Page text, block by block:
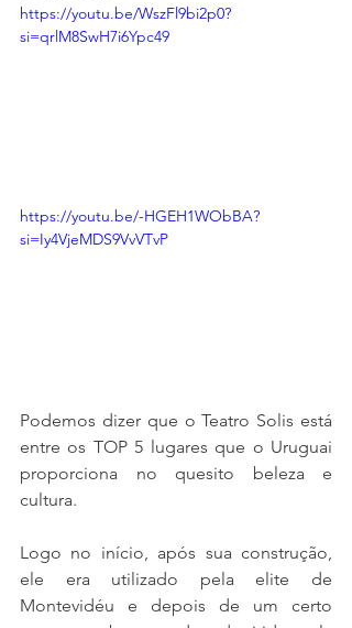
https://youtu.be/WszFl9bi2p0?
si=qrlM8SwH7i6Ypc49
https://youtu.be/-HGEH1WObBA?
si=Iy4VjeMDS9VvVTvP
Podemos dizer que o Teatro Solis está
entre os TOP 5 lugares que o Uruguai
proporciona no quesito beleza e
cultura.
Logo no início, após sua construção,
ele era utilizado pela elite de
Montevidéu e depois de um certo